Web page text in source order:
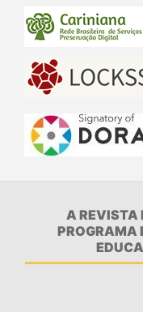
A REVISTA
PROGRAMA